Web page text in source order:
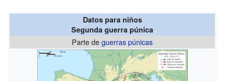
Datos para niños
Segunda guerra púnica
Parte deguerras púnicas